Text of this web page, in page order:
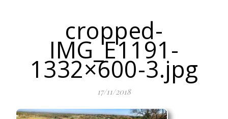
cropped-
IMG_E1191-
1332×600-3.jpg
17/11/2018